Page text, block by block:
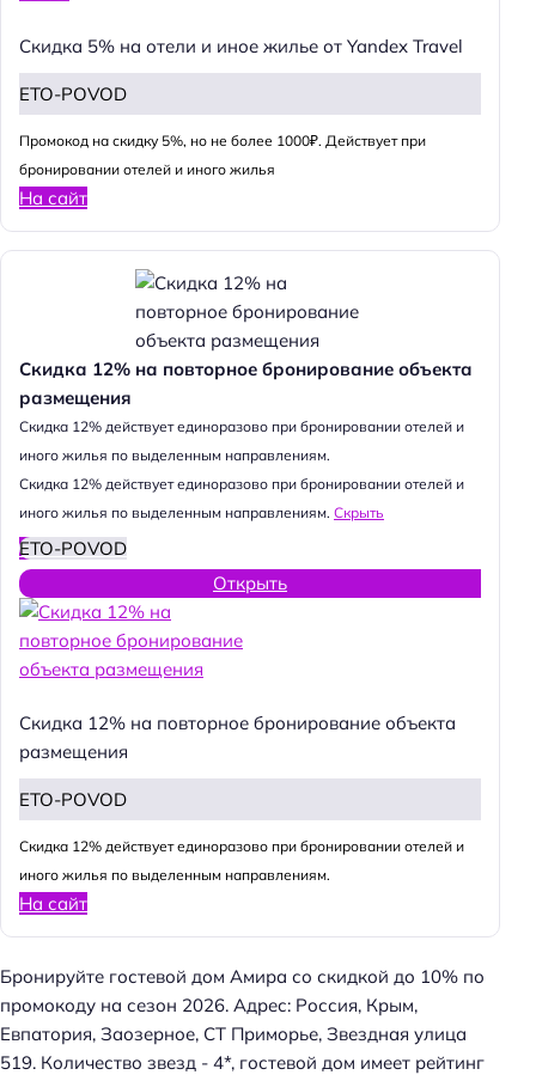
Скидка 5% на отели и иное жилье от Yandex Travel
ETO-POVOD
Промокод на скидку 5%, но не более 1000₽. Действует при
бронировании отелей и иного жилья
На сайт
Скидка 12% на повторное бронирование объекта
размещения
Cкидка 12% действует единоразово при бронировании отелей и
иного жилья по выделенным направлениям.
Cкидка 12% действует единоразово при бронировании отелей и
иного жилья по выделенным направлениям. Скрыть
ETO-POVOD
Открыть
Скидка 12% на повторное бронирование объекта
размещения
ETO-POVOD
Cкидка 12% действует единоразово при бронировании отелей и
иного жилья по выделенным направлениям.
На сайт
Бронируйте гостевой дом Амира со скидкой до 10% по
промокоду на сезон 2026. Адрес: Россия, Крым,
Евпатория, Заозерное, СТ Приморье, Звездная улица
519. Количество звезд - 4*, гостевой дом имеет рейтинг
а
й
т
и